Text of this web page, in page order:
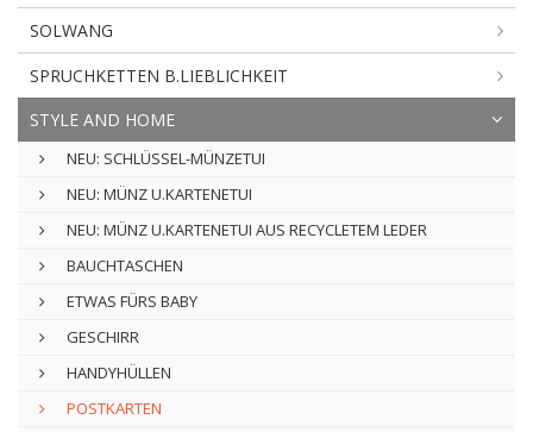
SOLWANG
SPRUCHKETTEN B.LIEBLICHKEIT
STYLE AND HOME
NEU: SCHLÜSSEL-MÜNZETUI
NEU: MÜNZ U.KARTENETUI
NEU: MÜNZ U.KARTENETUI AUS RECYCLETEM LEDER
BAUCHTASCHEN
ETWAS FÜRS BABY
GESCHIRR
HANDYHÜLLEN
POSTKARTEN